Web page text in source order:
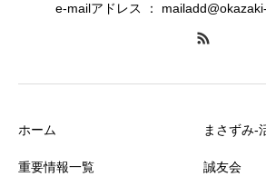
e-mailアドレス ：
ホーム
重要情報一覧
まさずみ-
誠友会